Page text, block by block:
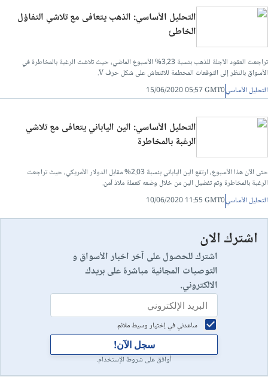
التحليل الأساسي: الذهب يتعافى مع تلاشي التفاؤل
الخاطئ
تراجعت العقود الآجلة للذهب بنسبة 3.23% الأسبوع الماضي، حيث تلاشت الرغبة بالمخاطرة في
الأسواق بالنظر إلى التوقعات المحطمة للانتعاش على شكل حرف V.
التحليل الأساسي15/06/2020 05:57 GMT0
التحليل الأساسي: الين الياباني يتعافى مع تلاشي
الرغبة بالمخاطرة
حتى الآن هذا الأسبوع، ارتفع الين الياباني بنسبة 2.03% مقابل الدولار الأمريكي، حيث تراجعت
الرغبة بالمخاطرة وتم تفضيل الين من خلال وضعه كعملة ملاذ آمن.
التحليل الأساسي10/06/2020 11:55 GMT0
اشترك الان
اشترك للحصول على آخر اخبار الأسواق و
التوصيات المجانية مباشرة على بريدك
الالكتروني.
ساعدني في إختيار وسيط ملائم
سجل الآن!
أوافق على شروط الإستخدام.